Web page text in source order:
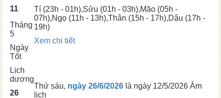
11
Tháng
5
Ngày
Tốt
Tí (23h - 01h),Sửu (01h - 03h),Mão (05h -
07h),Ngọ (11h - 13h),Thân (15h - 17h),Dậu (17h -
19h)
Xem chi tiết
Lịch
dương
26
Thứ sáu, ngày 26/6/2026 là ngày 12/5/2026 Âm
lịch